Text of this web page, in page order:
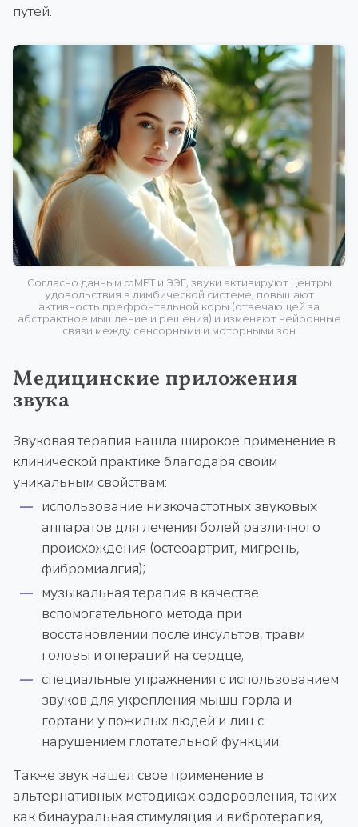
путей.
Согласно данным фМРТ и ЭЭГ, звуки активируют центры
удовольствия в лимбической системе, повышают
активность префронтальной коры (отвечающей за
абстрактное мышление и решения) и изменяют нейронные
связи между сенсорными и моторными зон
Медицинские приложения
звука
Звуковая терапия нашла широкое применение в
клинической практике благодаря своим
уникальным свойствам:
использование низкочастотных звуковых
аппаратов для лечения болей различного
происхождения (остеоартрит, мигрень,
фибромиалгия);
музыкальная терапия в качестве
вспомогательного метода при
восстановлении после инсультов, травм
головы и операций на сердце;
специальные упражнения с использованием
звуков для укрепления мышц горла и
гортани у пожилых людей и лиц с
нарушением глотательной функции.
Также звук нашел свое применение в
альтернативных методиках оздоровления, таких
как бинауральная стимуляция и вибротерапия,